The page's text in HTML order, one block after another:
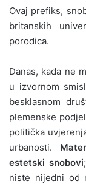
Ovaj prefiks,
britanskih
porodica.
Danas, kada ne
u izvornom
besklasnom
plemenske
politička
urbanosti.
estetski snobovi
niste nijedni od